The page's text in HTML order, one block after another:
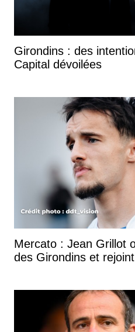
Girondins : des
Capital dévoilées
Mercato : Jean Grillot
des Girondins et